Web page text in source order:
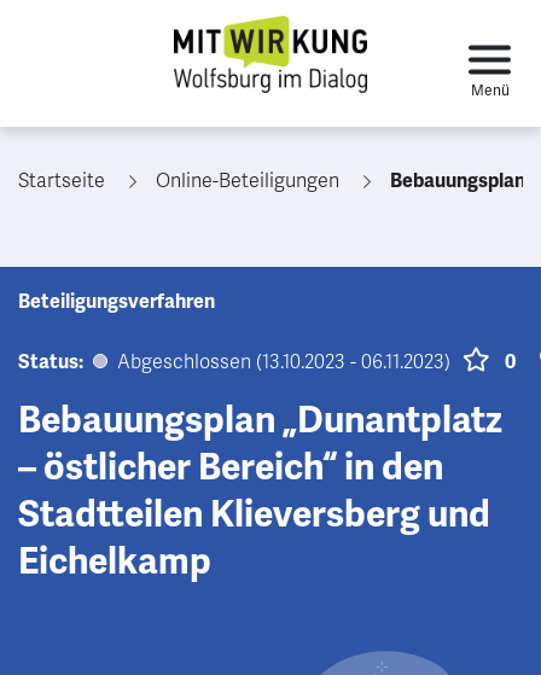
Startseite Online-Beteiligungen Bebauungsplan „Dunantplatz – östlicher
Beteiligungsverfahren
Status: Abgeschlossen (13.10.2023 - 06.11.2023) 0
Bebauungsplan „Dunantplatz
– östlicher Bereich“ in den
Stadtteilen Klieversberg und
Eichelkamp